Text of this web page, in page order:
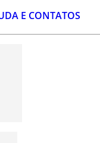
E CONTATOS